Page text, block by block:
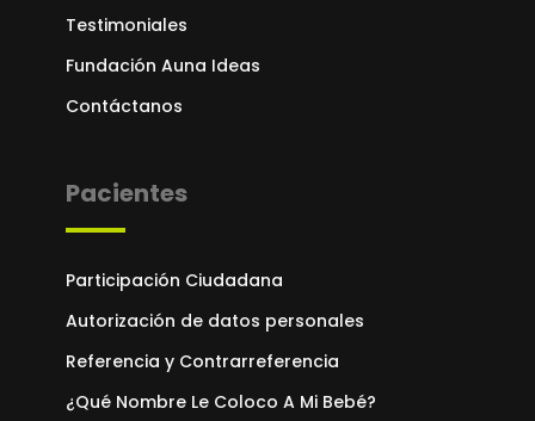
Testimoniales
Fundación Auna Ideas
Contáctanos
Pacientes
Participación Ciudadana
Autorización de datos personales
Referencia y Contrarreferencia
¿Qué Nombre Le Coloco A Mi Bebé?